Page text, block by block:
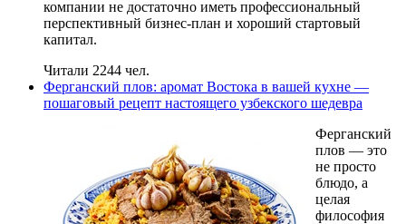
компании не достаточно иметь профессиональный
перспективный бизнес-план и хороший стартовый
капитал.
Читали 2244 чел.
Ферганский плов: аромат Востока в вашей кухне —
пошаговый рецепт настоящего узбекского шедевра
Ферганский
плов — это
не просто
блюдо, а
целая
философия